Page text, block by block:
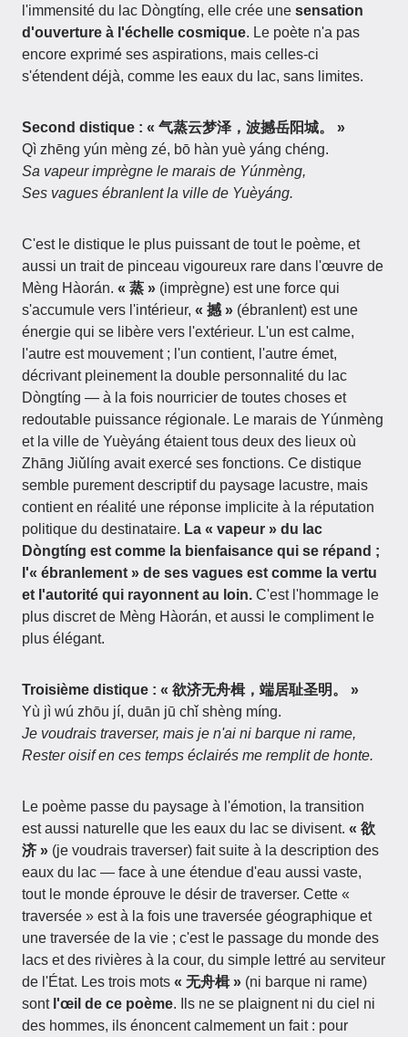
l'immensité du lac Dòngtíng, elle crée une sensation
d'ouverture à l'échelle cosmique. Le poète n'a pas
encore exprimé ses aspirations, mais celles-ci
s'étendent déjà, comme les eaux du lac, sans limites.
Second distique : « 气蒸云梦泽，波撼岳阳城。 »
Qì zhēng yún mèng zé, bō hàn yuè yáng chéng.
Sa vapeur imprègne le marais de Yúnmèng,
Ses vagues ébranlent la ville de Yuèyáng.
C'est le distique le plus puissant de tout le poème, et
aussi un trait de pinceau vigoureux rare dans l'œuvre de
Mèng Hàorán. « 蒸 » (imprègne) est une force qui
s'accumule vers l'intérieur, « 撼 » (ébranlent) est une
énergie qui se libère vers l'extérieur. L'un est calme,
l'autre est mouvement ; l'un contient, l'autre émet,
décrivant pleinement la double personnalité du lac
Dòngtíng — à la fois nourricier de toutes choses et
redoutable puissance régionale. Le marais de Yúnmèng
et la ville de Yuèyáng étaient tous deux des lieux où
Zhāng Jiǔlíng avait exercé ses fonctions. Ce distique
semble purement descriptif du paysage lacustre, mais
contient en réalité une réponse implicite à la réputation
politique du destinataire. La « vapeur » du lac
Dòngtíng est comme la bienfaisance qui se répand ;
l'« ébranlement » de ses vagues est comme la vertu
et l'autorité qui rayonnent au loin. C'est l'hommage le
plus discret de Mèng Hàorán, et aussi le compliment le
plus élégant.
Troisième distique : « 欲济无舟楫，端居耻圣明。 »
Yù jì wú zhōu jí, duān jū chǐ shèng míng.
Je voudrais traverser, mais je n'ai ni barque ni rame,
Rester oisif en ces temps éclairés me remplit de honte.
Le poème passe du paysage à l'émotion, la transition
est aussi naturelle que les eaux du lac se divisent. « 欲
济 » (je voudrais traverser) fait suite à la description des
eaux du lac — face à une étendue d'eau aussi vaste,
tout le monde éprouve le désir de traverser. Cette «
traversée » est à la fois une traversée géographique et
une traversée de la vie ; c'est le passage du monde des
lacs et des rivières à la cour, du simple lettré au serviteur
de l'État. Les trois mots « 无舟楫 » (ni barque ni rame)
sont l'œil de ce poème. Ils ne se plaignent ni du ciel ni
des hommes, ils énoncent calmement un fait : pour